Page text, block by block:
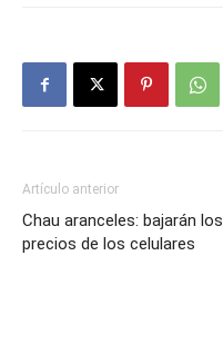
Artículo anterior
Chau aranceles: bajarán los
precios de los celulares